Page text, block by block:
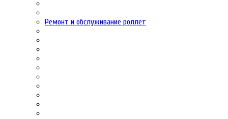
Ремонт и обслуживание роллет